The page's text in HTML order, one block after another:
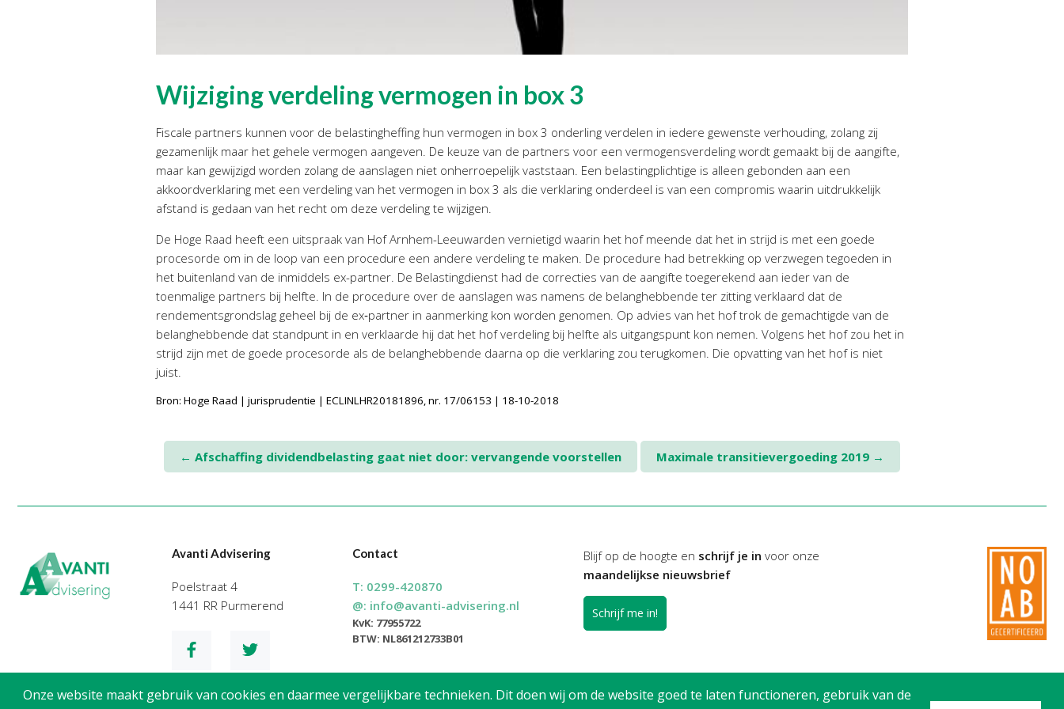
Onze website maakt gebruik van cookies en daarmee vergelijkbare technieken. Dit doen wij om de website goed te laten functioneren, gebruik van de
Wijziging verdeling vermogen in box 3
Fiscale partners kunnen voor de belastingheffing hun vermogen in box 3 onderling verdelen in iedere gewenste verhouding, zolang zij
gezamenlijk maar het gehele vermogen aangeven. De keuze van de partners voor een vermogensverdeling wordt gemaakt bij de aangifte,
maar kan gewijzigd worden zolang de aanslagen niet onherroepelijk vaststaan. Een belastingplichtige is alleen gebonden aan een
akkoordverklaring met een verdeling van het vermogen in box 3 als die verklaring onderdeel is van een compromis waarin uitdrukkelijk
afstand is gedaan van het recht om deze verdeling te wijzigen.
De Hoge Raad heeft een uitspraak van Hof Arnhem-Leeuwarden vernietigd waarin het hof meende dat het in strijd is met een goede
procesorde om in de loop van een procedure een andere verdeling te maken. De procedure had betrekking op verzwegen tegoeden in
het buitenland van de inmiddels ex-partner. De Belastingdienst had de correcties van de aangifte toegerekend aan ieder van de
toenmalige partners bij helfte. In de procedure over de aanslagen was namens de belanghebbende ter zitting verklaard dat de
rendementsgrondslag geheel bij de ex‑partner in aanmerking kon worden genomen. Op advies van het hof trok de gemachtigde van de
belanghebbende dat standpunt in en verklaarde hij dat het hof verdeling bij helfte als uitgangspunt kon nemen. Volgens het hof zou het in
strijd zijn met de goede procesorde als de belanghebbende daarna op die verklaring zou terugkomen. Die opvatting van het hof is niet
juist.
Bron: Hoge Raad | jurisprudentie | ECLINLHR20181896, nr. 17/06153 | 18-10-2018
← Afschaffing dividendbelasting gaat niet door: vervangende voorstellen Maximale transitievergoeding 2019 →
Avanti Advisering
Poelstraat 4
1441 RR Purmerend
Contact
T: 0299-420870
@: info@avanti-advisering.nl
KvK: 77955722
BTW: NL861212733B01
Blijf op de hoogte en schrijf je in voor onze
maandelijkse nieuwsbrief
Schrijf me in!